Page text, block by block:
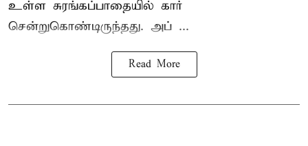
உள்ள சுரங்கப்பாதையில் கார்
சென்றுகொண்டிருந்தது. அப் ...
Read More